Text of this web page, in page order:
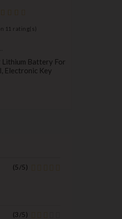
11 rating(s)
Lithium Battery For
Electronic Key
(5/5)
(3/5)